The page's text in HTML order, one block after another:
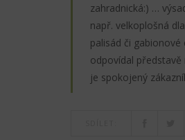
zahradnická:) …
např. velkoplošná
palisád či
odpovídal
je spokojený